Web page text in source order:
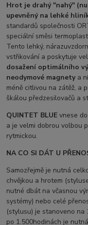
Hrot je drahý "nahý"
upevněný na lehké
standardů společnosti
speciální směsi
Tento lehký,
vstřikování a poskytuje
dosažení optimálního
neodymové magnetya
méně citlivou na zátěž, a
škálou předzesilovačů a
QUINTET BLUEvnese
a je velmi dobrou volbou
rytmickou.
NA CO SI DÁT U
Samozřejmě je nutná
chvějkou a hrotem
nutné dbát na včasnou
systémy) nebo celé
(stylusu) je stanoveno na
po 1.500hodinách je